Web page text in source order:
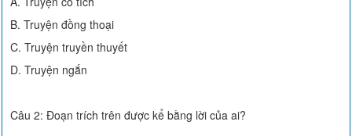
B. Truyện đồng thoại
C. Truyện truyền thuyết
D. Truyện ngắn
Câu 2: Đoạn trích trên được kể bằng lời của ai?